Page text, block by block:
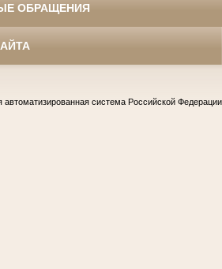
ОБРАЩЕНИЯ
автоматизированная система Российской